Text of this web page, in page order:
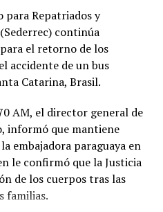
para Repatriados y
continúa
el retorno de los
accidente de un bus
Catarina, Brasil.
AM, el director general de
informó que mantiene
embajadora paraguaya en
le confirmó que la Justicia
de los cuerpos tras las
familias.